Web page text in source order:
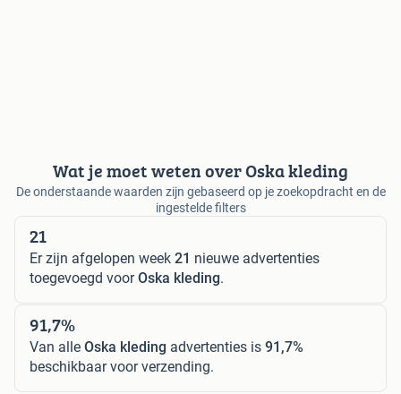
Wat je moet weten over Oska kleding
De onderstaande waarden zijn gebaseerd op je zoekopdracht en de
ingestelde filters
21
Er zijn afgelopen week 21 nieuwe advertenties
toegevoegd voorOska kleding.
91,7%
Van alle Oska kleding advertenties is 91,7%
beschikbaar voor verzending.